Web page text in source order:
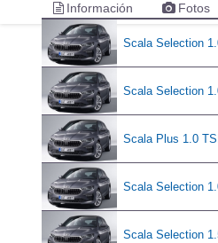
Información Fotos
Scala Selection
Scala Selection
Scala Plus 1.0
Scala Selection
Scala Selection